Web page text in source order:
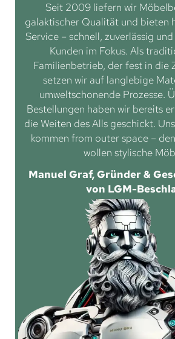
Seit 2009 liefern wir
galaktischer Qualität und bieten
Service – schnell, zuverlässig
Kunden im Fokus. Als
Familienbetrieb, der fest in die
setzen wir auf langlebige
umweltschonende Prozesse.
Bestellungen haben wir bereits
die Weiten des Alls geschickt.
kommen from outer space –
wollen stylische
Manuel Graf, Gründer &
von LGM-